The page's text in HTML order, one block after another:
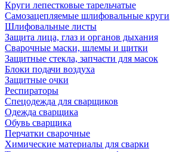
Круги лепестковые тарельчатые
Самозацепляемые шлифовальные круги
Шлифовальные листы
Защита лица, глаз и органов дыхания
Сварочные маски, шлемы и щитки
Защитные стекла, запчасти для масок
Блоки подачи воздуха
Защитные очки
Респираторы
Спецодежда для сварщиков
Одежда сварщика
Обувь сварщика
Перчатки сварочные
Химические материалы для сварки